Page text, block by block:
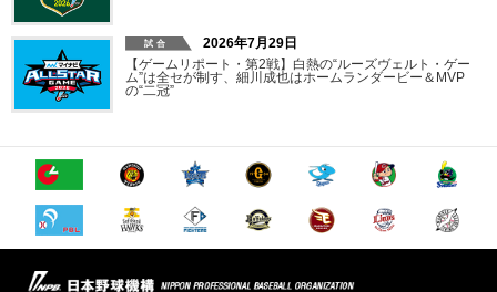
2026年7月29日
【ゲームリポート・第2戦】白熱の“ルーズヴェルト・ゲー
ム”は全セが制す、細川成也はホームランダービー＆MVP
の“二冠”